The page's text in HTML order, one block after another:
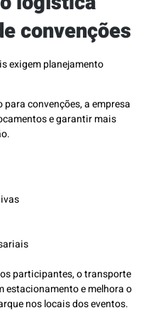
convenções
exigem planejamento
convenções, a empresa
e garantir mais
participantes, o transporte
estacionamento e melhora o
nos locais dos eventos.